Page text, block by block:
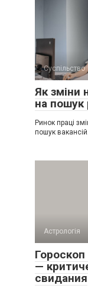
Суспільство
Як зміни
на пошук
Ринок праці
пошук
Астрологія
—
свидания